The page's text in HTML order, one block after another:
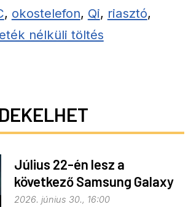
, okostelefon, Qi, riasztó,
nélküli töltés
Július 22-én lesz a
következő Samsung Galaxy
Unpacked – ez várható
2026. június 30., 16:00